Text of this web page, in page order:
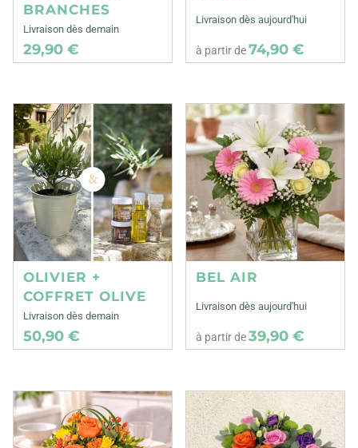
BRANCHES
Livraison dès demain
29,90 €
Livraison dès aujourd'hui
à partir de74,90 €
OLIVIER +
COFFRET OLIVE
Livraison dès demain
50,90 €
BEL AIR
Livraison dès aujourd'hui
à partir de39,90 €